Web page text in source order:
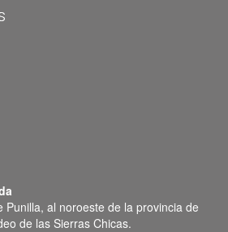
Punilla, al noroeste de la provincia de
de las Sierras Chicas.